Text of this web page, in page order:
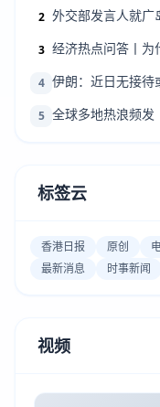
2 外交部发言人就广
3 经济热点问答丨为
4 伊朗：近日无接待
5 全球多地热浪频
标签云
香港日报 原创
最新消息
时事新闻
视频